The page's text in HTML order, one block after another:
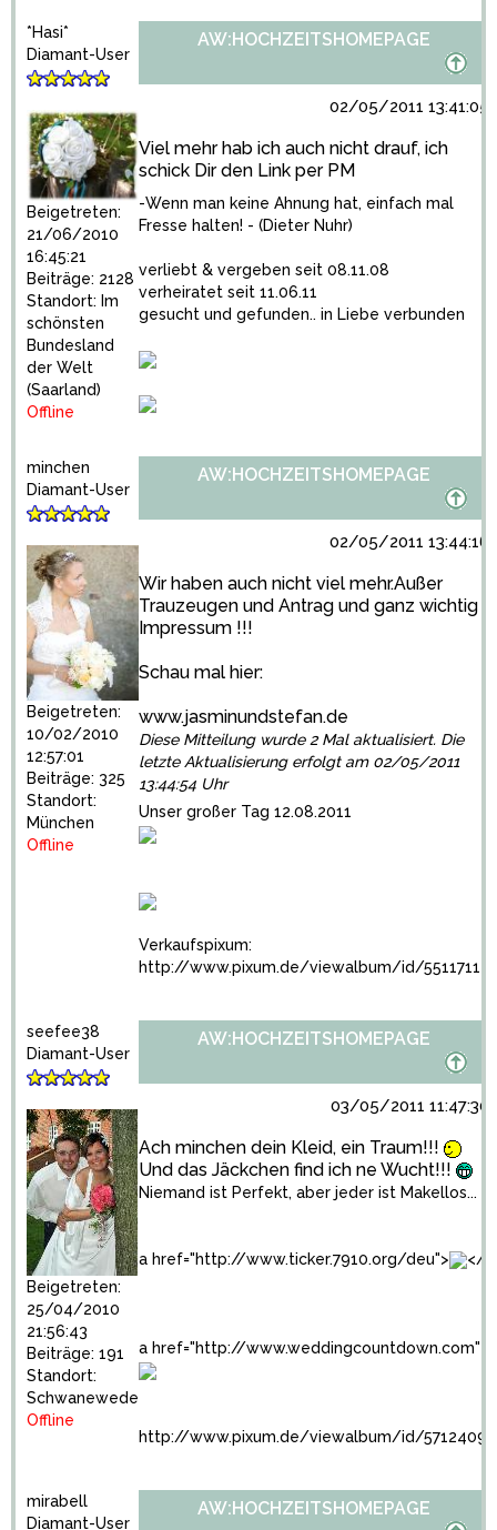
*Hasi*
Diamant-User
Beigetreten:
21/06/2010
16:45:21
Beiträge: 2128
Standort: Im
schönsten
Bundesland
der Welt
(Saarland)
Offline
AW:HOCHZEITSHOMEPAGE
02/05/2011 13:41:05
Viel mehr hab ich auch nicht drauf, ich
schick Dir den Link per PM
-Wenn man keine Ahnung hat, einfach mal
Fresse halten! - (Dieter Nuhr)
verliebt & vergeben seit 08.11.08
verheiratet seit 11.06.11
gesucht und gefunden.. in Liebe verbunden
minchen
Diamant-User
Beigetreten:
10/02/2010
12:57:01
Beiträge: 325
Standort:
München
Offline
AW:HOCHZEITSHOMEPAGE
02/05/2011 13:44:16
Wir haben auch nicht viel mehr.Außer
Trauzeugen und Antrag und ganz wichtig
Impressum !!!
Schau mal hier:
www.jasminundstefan.de
Diese Mitteilung wurde 2 Mal aktualisiert. Die
letzte Aktualisierung erfolgt am 02/05/2011
13:44:54 Uhr
Unser großer Tag 12.08.2011
Verkaufspixum:
http://www.pixum.de/viewalbum/id/5511711
seefee38
Diamant-User
Beigetreten:
25/04/2010
21:56:43
Beiträge: 191
Standort:
Schwanewede
Offline
AW:HOCHZEITSHOMEPAGE
03/05/2011 11:47:30
Ach minchen dein Kleid, ein Traum!!!
Und das Jäckchen find ich ne Wucht!!!
Niemand ist Perfekt, aber jeder ist Makellos...
a href="http://www.ticker.7910.org/deu"> </
a href="http://www.weddingcountdown.com">
http://www.pixum.de/viewalbum/id/5712409
mirabell
Diamant-User
AW:HOCHZEITSHOMEPAGE